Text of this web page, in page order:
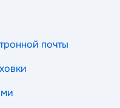
почты